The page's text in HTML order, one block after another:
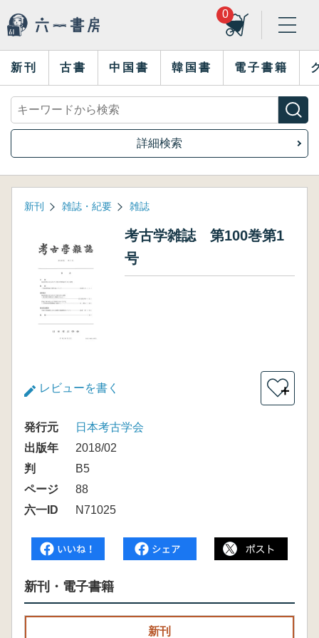
0
新刊 古書 中国書 韓国書 電子書籍
詳細検索
新刊 雑誌・紀要 雑誌
考古学雑誌 第100巻第1
号
レビューを書く ＋
発行元
日本考古学会
出版年
2018/02
判
B5
ページ
88
六一ID
N71025
新刊・電子書籍
新刊